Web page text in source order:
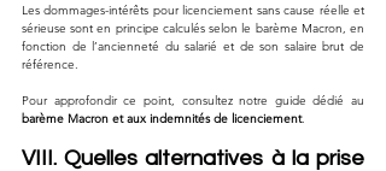
Les dommages-intérêts pour licenciement sans cause réelle et
sérieuse sont en principe calculés selon le barème Macron, en
fonction de l’ancienneté du salarié et de son salaire brut de
référence.
barème Macron et aux indemnités de licenciement.
VIII. Quelles alternatives à la prise